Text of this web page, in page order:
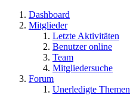
Dashboard
Mitglieder
Letzte Aktivitäten
Benutzer online
Team
Mitgliedersuche
Forum
Unerledigte Themen